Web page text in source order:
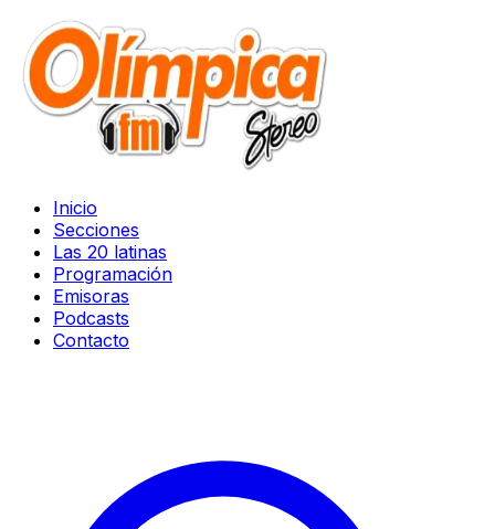
Inicio
Secciones
Las 20 latinas
Programación
Emisoras
Podcasts
Contacto